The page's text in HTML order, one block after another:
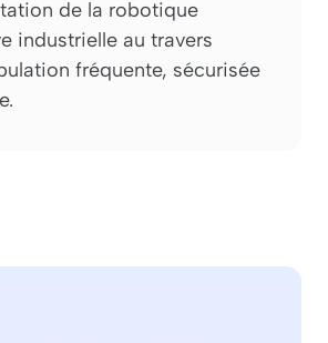
de la robotique
industrielle au travers
fréquente, sécurisée